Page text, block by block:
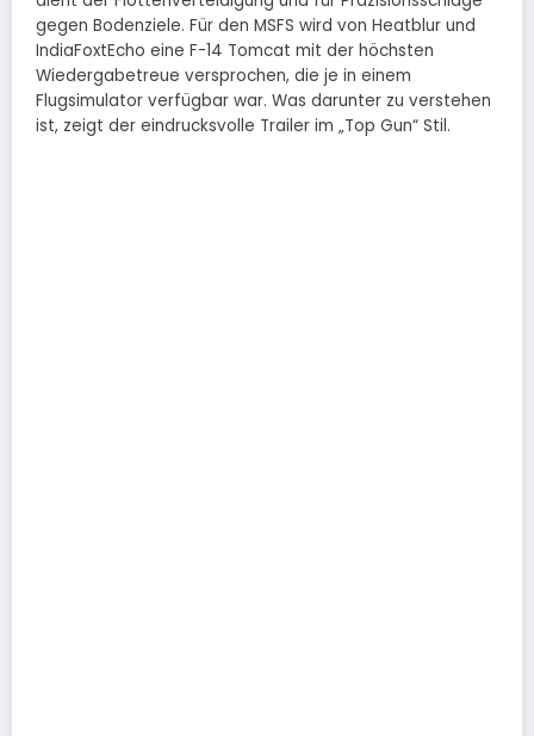
gegen Bodenziele. Für den MSFS wird von Heatblur und
IndiaFoxtEcho eine F-14 Tomcat mit der höchsten
Wiedergabetreue versprochen, die je in einem
Flugsimulator verfügbar war. Was darunter zu verstehen
ist, zeigt der eindrucksvolle Trailer im „Top Gun“ Stil.